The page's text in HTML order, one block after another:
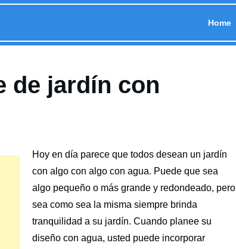
Home
de jardín con
Hoy en día parece que todos desean un jardín
con algo con algo con agua. Puede que sea
algo pequeño o más grande y redondeado, pero
sea como sea la misma siempre brinda
tranquilidad a su jardín. Cuando planee su
diseño con agua, usted puede incorporar